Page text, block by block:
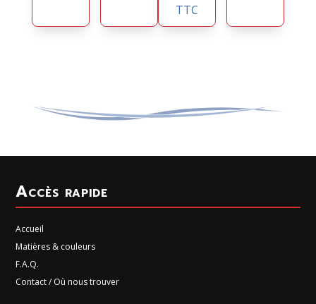
TTC
Accès rapide
Accueil
Matières & couleurs
F.A.Q.
Contact / Où nous trouver